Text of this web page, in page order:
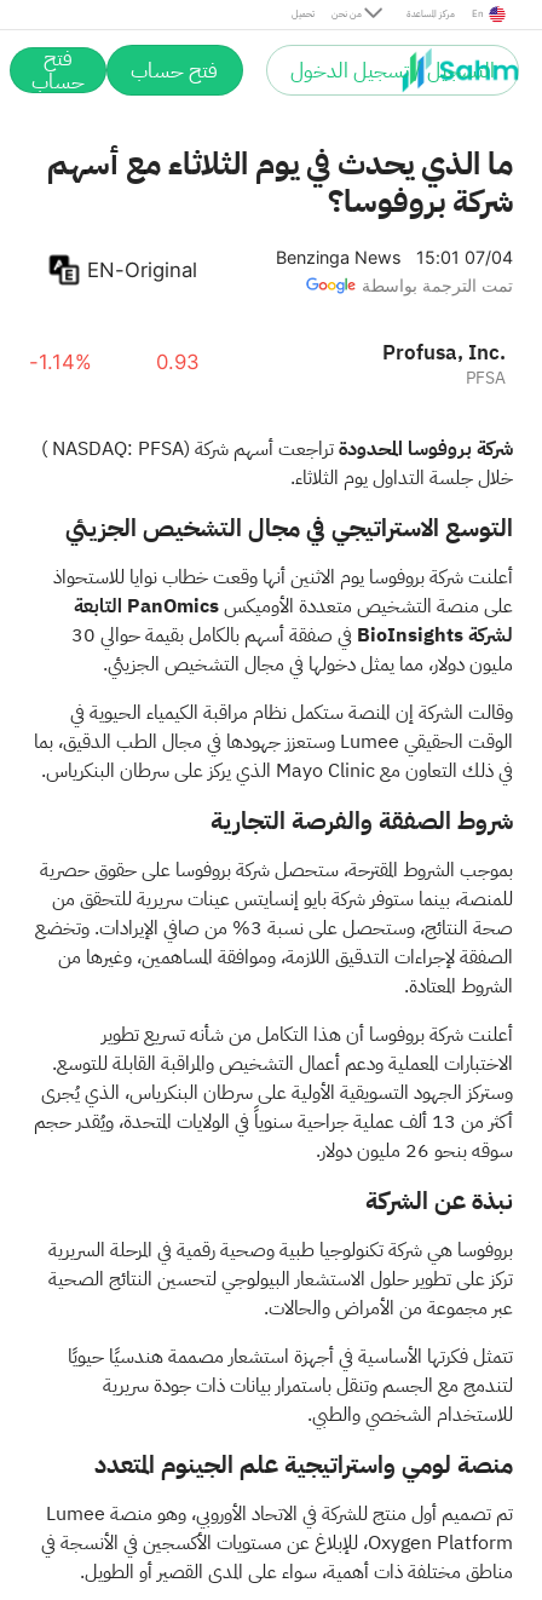
تحميل من نحن مركز المساعدة En
التسجيل / تسجيل الدخول فتح حساب فتح
حساب
ما الذي يحدث في يوم الثلاثاء مع أسهم
شركة بروفوسا؟
Benzinga News
15:01 07/04
تمت الترجمة بواسطة
EN-Original
Profusa, Inc.
PFSA
0.93
-1.14%
شركة بروفوسا المحدودةتراجعت أسهم شركة (NASDAQ:
PFSA
)
خلال جلسة التداول يوم الثلاثاء.
التوسع الاستراتيجي في مجال التشخيص الجزيئي
أعلنت شركة بروفوسا يوم الاثنين أنها وقعتخطاب نوايا للاستحواذ
على منصة التشخيص متعددة الأوميكس
PanOmics التابعة
لشركة BioInsights
في صفقة أسهم بالكامل بقيمة حوالي 30
مليون دولار، مما يمثل دخولها في مجال التشخيص الجزيئي.
وقالت الشركة إن المنصة ستكمل نظام مراقبة الكيمياء الحيوية في
الوقت الحقيقي Lumee وستعزز جهودها في مجال الطب الدقيق، بما
في ذلك التعاون مع Mayo Clinic الذي يركز على سرطان البنكرياس.
شروط الصفقة والفرصة التجارية
بموجب الشروط المقترحة، ستحصل شركة بروفوسا على حقوق حصرية
للمنصة، بينما ستوفر شركة بايو إنسايتس عينات سريرية للتحقق من
صحة النتائج، وستحصل على نسبة 3% من صافي الإيرادات. وتخضع
الصفقة لإجراءات التدقيق اللازمة، وموافقة المساهمين، وغيرها من
الشروط المعتادة.
أعلنت شركة بروفوسا أن هذا التكامل من شأنه تسريع تطوير
الاختبارات المعملية ودعم أعمال التشخيص والمراقبة القابلة للتوسع.
وستركز الجهود التسويقية الأولية على سرطان البنكرياس، الذي يُجرى
أكثر من 13 ألف عملية جراحية سنوياً في الولايات المتحدة، ويُقدر حجم
سوقه بنحو 26 مليون دولار.
نبذة عن الشركة
بروفوسا هي شركة تكنولوجيا طبية وصحية رقمية في المرحلة السريرية
تركز على تطوير حلول الاستشعار البيولوجي لتحسين النتائج الصحية
عبر مجموعة من الأمراض والحالات.
تتمثل فكرتها الأساسية في أجهزة استشعار مصممة هندسيًا حيويًا
لتندمج مع الجسم وتنقل باستمرار بيانات ذات جودة سريرية
للاستخدام الشخصي والطبي.
منصة لومي واستراتيجية علم الجينوم المتعدد
تم تصميم أول منتج للشركة في الاتحاد الأوروبي، وهو منصة Lumee
Oxygen Platform، للإبلاغ عن مستويات الأكسجين في الأنسجة في
مناطق مختلفة ذات أهمية، سواء على المدى القصير أو الطويل.